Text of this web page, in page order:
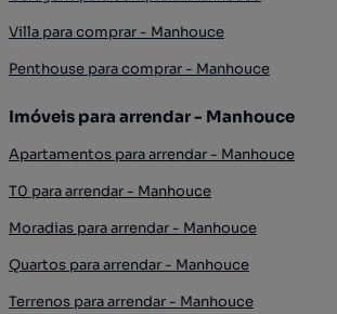
Villa para comprar - Manhouce
Penthouse para comprar - Manhouce
Imóveis para arrendar - Manhouce
Apartamentos para arrendar - Manhouce
T0 para arrendar - Manhouce
Moradias para arrendar - Manhouce
Quartos para arrendar - Manhouce
Terrenos para arrendar - Manhouce